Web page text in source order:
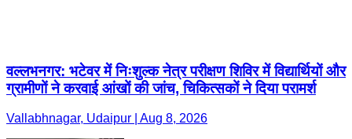
वल्लभनगर: भटेवर में निःशुल्क नेत्र परीक्षण शिविर में विद्यार्थियों और
ग्रामीणों ने करवाई आंखों की जांच, चिकित्सकों ने दिया परामर्श
Vallabhnagar, Udaipur | Aug 8, 2026